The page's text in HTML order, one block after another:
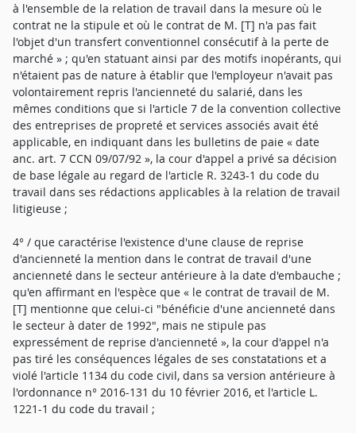
à l'ensemble de la relation de travail dans la mesure où le
contrat ne la stipule et où le contrat de M. [T] n'a pas fait
l'objet d'un transfert conventionnel consécutif à la perte de
marché » ; qu'en statuant ainsi par des motifs inopérants, qui
n'étaient pas de nature à établir que l'employeur n'avait pas
volontairement repris l'ancienneté du salarié, dans les
mêmes conditions que si l'article 7 de la convention collective
des entreprises de propreté et services associés avait été
applicable, en indiquant dans les bulletins de paie « date
anc. art. 7 CCN 09/07/92 », la cour d'appel a privé sa décision
de base légale au regard de l'article R. 3243-1 du code du
travail dans ses rédactions applicables à la relation de travail
litigieuse ;
4° / que caractérise l'existence d'une clause de reprise
d'ancienneté la mention dans le contrat de travail d'une
ancienneté dans le secteur antérieure à la date d'embauche ;
qu'en affirmant en l'espèce que « le contrat de travail de M.
[T] mentionne que celui-ci "bénéficie d'une ancienneté dans
le secteur à dater de 1992", mais ne stipule pas
expressément de reprise d'ancienneté », la cour d'appel n'a
pas tiré les conséquences légales de ses constatations et a
violé l'article 1134 du code civil, dans sa version antérieure à
l'ordonnance n° 2016-131 du 10 février 2016, et l'article L.
1221-1 du code du travail ;